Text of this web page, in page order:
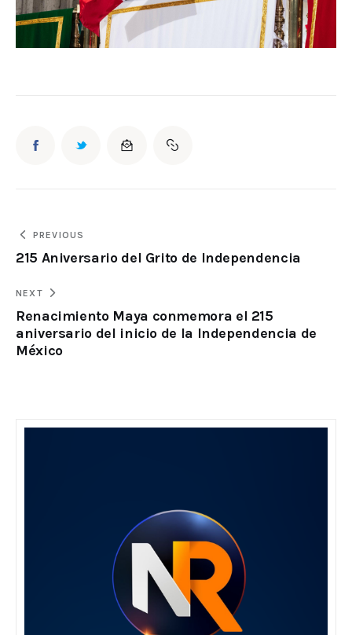
PREVIOUS
215 Aniversario del Grito de Independencia
NEXT
Renacimiento Maya conmemora el 215
aniversario del inicio de la Independencia de
México